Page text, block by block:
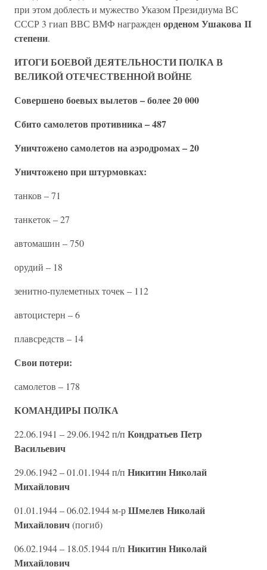
при этом доблесть и мужество Указом Президиума ВС
СССР 3 гиап ВВС ВМФ награжден орденом Ушакова II
степени.
ИТОГИ БОЕВОЙ ДЕЯТЕЛЬНОСТИ ПОЛКА В
ВЕЛИКОЙ ОТЕЧЕСТВЕННОЙ ВОЙНЕ
Совершено боевых вылетов – более 20 000
Сбито самолетов противника – 487
Уничтожено самолетов на аэродромах – 20
Уничтожено при штурмовках:
танков – 71
танкеток – 27
автомашин – 750
орудий – 18
зенитно-пулеметных точек – 112
автоцистерн – 6
плавсредств – 14
Свои потери:
самолетов – 178
КОМАНДИРЫ ПОЛКА
22.06.1941 – 29.06.1942 п/п Кондратьев Петр
Васильевич
29.06.1942 – 01.01.1944 п/п Никитин Николай
Михайлович
01.01.1944 – 06.02.1944 м-рШмелев Николай
Михайлович(погиб)
06.02.1944 – 18.05.1944 п/п Никитин Николай
Михайлович